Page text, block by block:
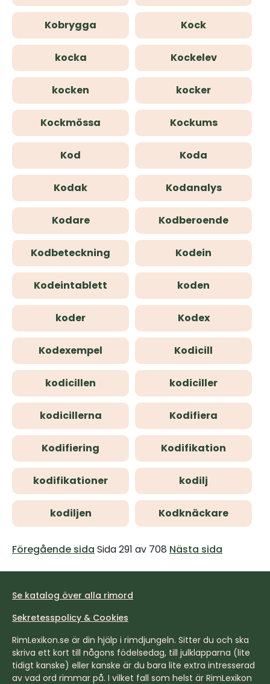
Kobrygga Kock
kocka Kockelev
kocken kocker
Kockmössa Kockums
Kod Koda
Kodak Kodanalys
Kodare Kodberoende
Kodbeteckning Kodein
Kodeintablett koden
koder Kodex
Kodexempel Kodicill
kodicillen kodiciller
kodicillerna Kodifiera
Kodifiering Kodifikation
kodifikationer kodilj
kodiljen Kodknäckare
Föregående sida Sida 291 av 708 Nästa sida
Se katalog över alla rimord
Sekretesspolicy & Cookies
RimLexikon.se är din hjälp i rimdjungeln. Sitter du och ska
skriva ett kort till någons födelsedag, till julklapparna (lite
tidigt kanske) eller kanske är du bara lite extra intresserad
av vad ord rimmar på. I vilket fall som helst är RimLexikon